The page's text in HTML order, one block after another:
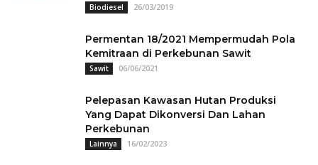
Biodiesel 26/03/2019
Permentan 18/2021 Mempermudah Pola
Kemitraan di Perkebunan Sawit
Sawit 06/06/2021
Pelepasan Kawasan Hutan Produksi
Yang Dapat Dikonversi Dan Lahan
Perkebunan
Lainnya 16/02/2023